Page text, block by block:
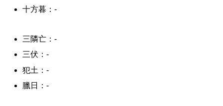
十方暮：-
三隣亡：-
三伏：-
犯土：-
臘日：-